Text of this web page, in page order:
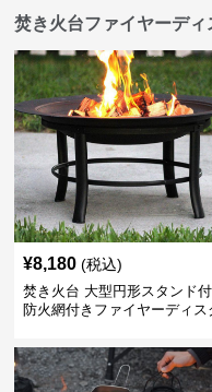
焚き火台ファイヤーデ
¥8,180 (税込)
焚き火台 大型円形スタンド付
防火網付きファイヤーディス